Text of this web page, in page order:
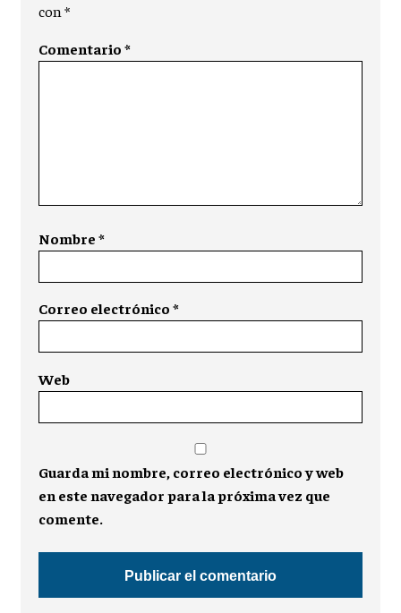
con*
Comentario*
Nombre*
Correo electrónico*
Web
Guarda mi nombre, correo electrónico y web
en este navegador para la próxima vez que
comente.